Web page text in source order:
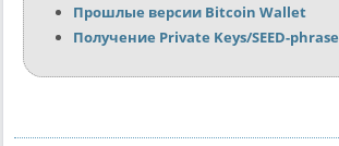
Прошлые версии Bitcoin Wallet
Получение Private Keys/SEED-phrase